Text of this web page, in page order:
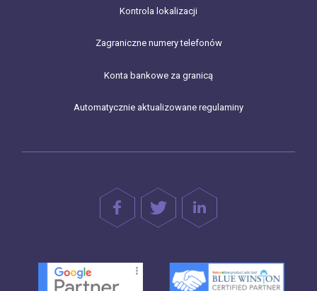
Kontrola lokalizacji
Zagraniczne numery telefonów
Konta bankowe za granicą
Automatycznie aktualizowane regulaminy